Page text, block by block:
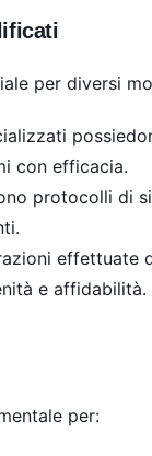
per diversi
con efficacia.
protocolli di
effettuate
e affidabilità.
per: